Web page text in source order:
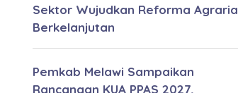
Sektor Wujudkan Reforma Agraria
Berkelanjutan
Pemkab Melawi Sampaikan
Rancangan KUA PPAS 2027,